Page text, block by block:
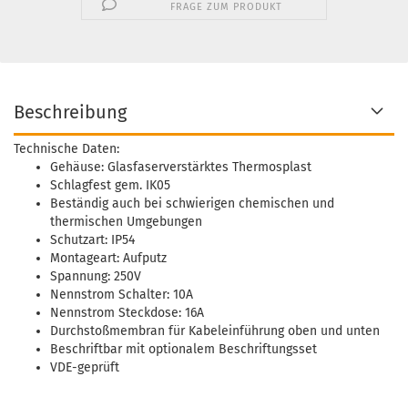
FRAGE ZUM PRODUKT
Beschreibung
Technische Daten:
Gehäuse: Glasfaserverstärktes Thermosplast
Schlagfest gem. IK05
Beständig auch bei schwierigen chemischen und
thermischen Umgebungen
Schutzart: IP54
Montageart: Aufputz
Spannung: 250V
Nennstrom Schalter: 10A
Nennstrom Steckdose: 16A
Durchstoßmembran für Kabeleinführung oben und unten
Beschriftbar mit optionalem Beschriftungsset
VDE-geprüft